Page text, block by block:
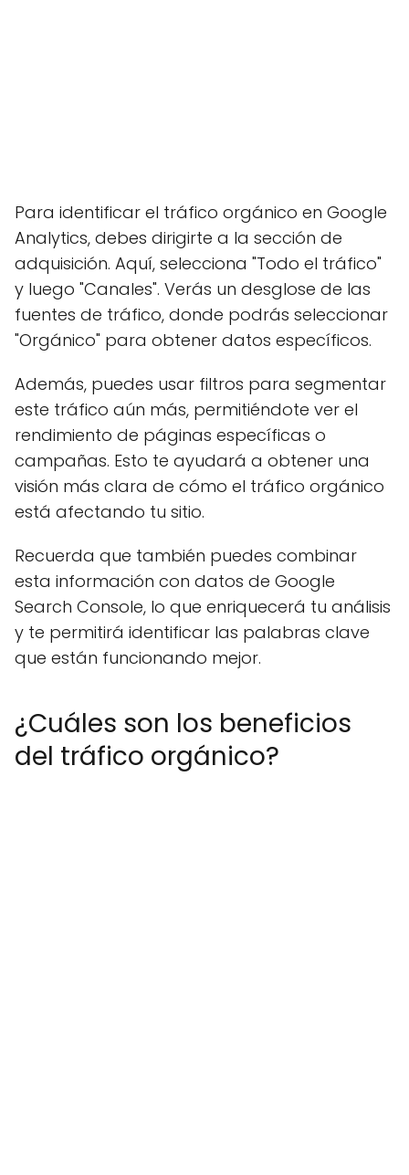
Para identificar el tráfico orgánico en Google
Analytics, debes dirigirte a la sección de
adquisición. Aquí, selecciona "Todo el tráfico"
y luego "Canales". Verás un desglose de las
fuentes de tráfico, donde podrás seleccionar
"Orgánico" para obtener datos específicos.
Además, puedes usar filtros para segmentar
este tráfico aún más, permitiéndote ver el
rendimiento de páginas específicas o
campañas. Esto te ayudará a obtener una
visión más clara de cómo el tráfico orgánico
está afectando tu sitio.
Recuerda que también puedes combinar
esta información con datos de Google
Search Console, lo que enriquecerá tu análisis
y te permitirá identificar las palabras clave
que están funcionando mejor.
¿Cuáles son los beneficios
del tráfico orgánico?